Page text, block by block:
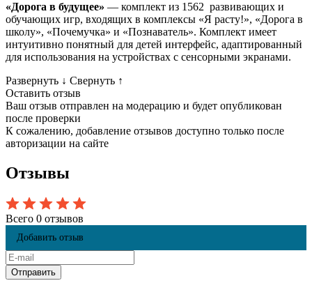
«Дорога в будущее» — комплект из 1562 развивающих и
обучающих игр, входящих в комплексы «Я расту!», «Дорога в
школу», «Почемучка» и «Познаватель». Комплект имеет
интуитивно понятный для детей интерфейс, адаптированный
для использования на устройствах с сенсорными экранами.
Развернуть ↓ Свернуть ↑
Оставить отзыв
Ваш отзыв отправлен на модерацию и будет опубликован
после проверки
К сожалению, добавление отзывов доступно только после
авторизации на сайте
Отзывы
Всего 0 отзывов
Добавить отзыв